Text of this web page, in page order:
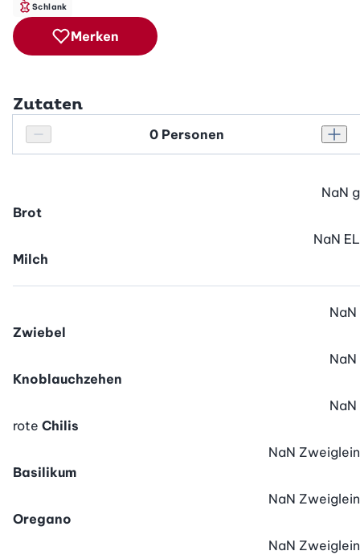
Schlank
Merken
Zutaten
Personenanzahl verringern
Personenanzahl
Brot
NaN g
Milch
NaN EL
Zwiebel
NaN
Knoblauchzehen
NaN
rote Chilis
NaN
Basilikum
NaN Zweiglein
Oregano
NaN Zweiglein
NaN Zweiglein